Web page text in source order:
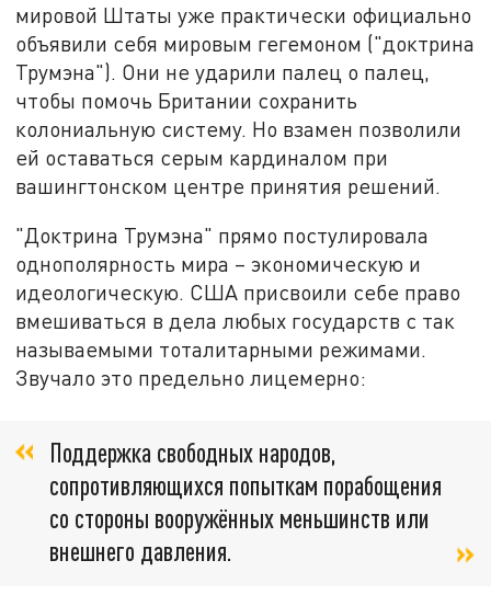
мировой Штаты уже практически официально
объявили себя мировым гегемоном ("доктрина
Трумэна"). Они не ударили палец о палец,
чтобы помочь Британии сохранить
колониальную систему. Но взамен позволили
ей оставаться серым кардиналом при
вашингтонском центре принятия решений.
"Доктрина Трумэна" прямо постулировала
однополярность мира – экономическую и
идеологическую. США присвоили себе право
вмешиваться в дела любых государств с так
называемыми тоталитарными режимами.
Звучало это предельно лицемерно:
Поддержка свободных народов,
сопротивляющихся попыткам порабощения
со стороны вооружённых меньшинств или
внешнего давления.